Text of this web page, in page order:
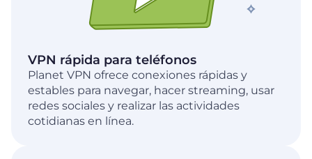
VPN rápida para teléfonos
Planet VPN ofrece conexiones rápidas y
estables para navegar, hacer streaming, usar
redes sociales y realizar las actividades
cotidianas en línea.